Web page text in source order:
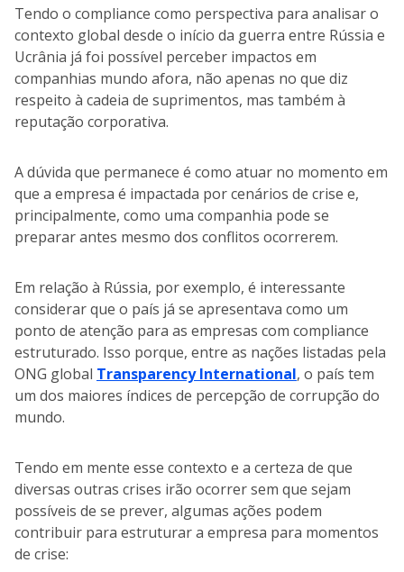
Tendo o compliance como perspectiva para analisar o
contexto global desde o início da guerra entre Rússia e
Ucrânia já foi possível perceber impactos em
companhias mundo afora, não apenas no que diz
respeito à cadeia de suprimentos, mas também à
reputação corporativa.
A dúvida que permanece é como atuar no momento em
que a empresa é impactada por cenários de crise e,
principalmente, como uma companhia pode se
preparar antes mesmo dos conflitos ocorrerem.
Em relação à Rússia, por exemplo, é interessante
considerar que o país já se apresentava como um
ponto de atenção para as empresas com compliance
estruturado. Isso porque, entre as nações listadas pela
ONG global Transparency International, o país tem
um dos maiores índices de percepção de corrupção do
mundo.
Tendo em mente esse contexto e a certeza de que
diversas outras crises irão ocorrer sem que sejam
possíveis de se prever, algumas ações podem
contribuir para estruturar a empresa para momentos
de crise: